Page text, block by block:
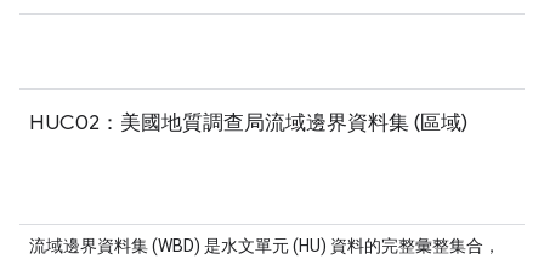
HUC02：美國地質調查局流域邊界資料集 (區域)
流域邊界資料集 (WBD) 是水文單元 (HU) 資料的完整彙整集合，